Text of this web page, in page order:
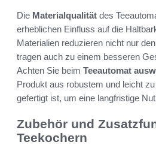
Die Materialqualität des
erheblichen Einfluss auf die
Materialien reduzieren nicht nur
tragen auch zu einem besseren
Achten Sie beim Teeautomat
Produkt aus robustem und leicht
gefertigt ist, um eine langfristige
Zubehör und
Teekochern